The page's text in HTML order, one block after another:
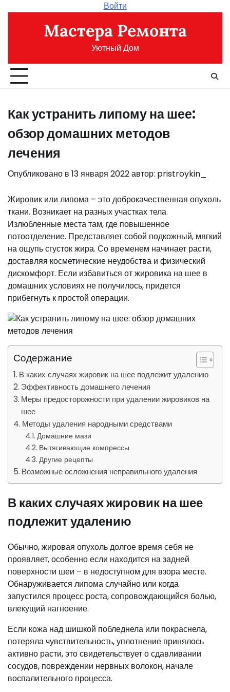
содержимому
Войти
Мастера Ремонта
Уютный Дом
Как устранить липому на шее:
обзор домашних методов
лечения
Опубликовано в 13 января 2022автор: pristroykin_
Жировик или липома – это доброкачественная опухоль
ткани. Возникает на разных участках тела.
Излюбленные места там, где повышенное
потоотделение. Представляет собой подкожный, мягкий
на ощупь сгусток жира. Со временем начинает расти,
доставляя косметические неудобства и физический
дискомфорт. Если избавиться от жировика на шее в
домашних условиях не получилось, придется
прибегнуть к простой операции.
Содержание
В каких случаях жировик на шее подлежит удалению
Эффективность домашнего лечения
Меры предосторожности при удалении жировиков на
шее
Методы удаления народными средствами
Домашние мази
Вытягивающие компрессы
Другие рецепты
Возможные осложнения неправильного удаления
В каких случаях жировик на шее
подлежит удалению
Обычно, жировая опухоль долгое время себя не
проявляет, особенно если находится на задней
поверхности шеи – в недоступном для взора месте.
Обнаруживается липома случайно или когда
запустился процесс роста, сопровождающийся болью,
влекущий нагноение.
Если кожа над шишкой побледнела или покраснела,
потеряла чувствительность, уплотнение принялось
активно расти, это свидетельствует о сдавливании
сосудов, повреждении нервных волокон, начале
воспалительного процесса.